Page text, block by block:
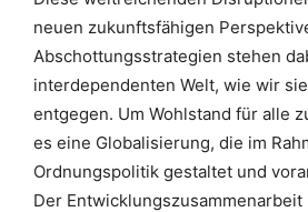
neuen zukunftsfähigen
Abschottungsstrategien stehen
interdependenten Welt, wie wir
entgegen. Um Wohlstand für alle
es eine Globalisierung, die im
Ordnungspolitik gestaltet und
Der